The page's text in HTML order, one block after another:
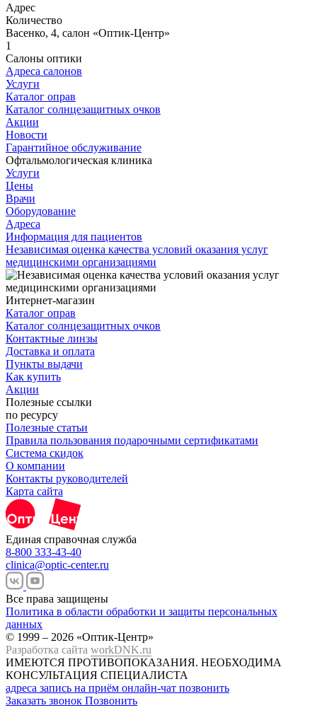
Адрес
Количество
Васенко, 4, салон «Оптик-Центр»
1
Салоны оптики
Адреса салонов
Услуги
Каталог оправ
Каталог солнцезащитных очков
Акции
Новости
Гарантийное обслуживание
Офтальмологическая клиника
Услуги
Цены
Врачи
Оборудование
Адреса
Информация для пациентов
Независимая оценка качества условий оказания услуг
медицинскими организациями
Интернет-магазин
Каталог оправ
Каталог солнцезащитных очков
Контактные линзы
Доставка и оплата
Пункты выдачи
Как купить
Акции
Полезные ссылки
по ресурсу
Полезные статьи
Правила пользования подарочными сертификатами
Система скидок
О компании
Контакты руководителей
Карта сайта
Единая справочная служба
8-800 333-43-40
clinica@optic-center.ru
Все права защищены
Политика в области обработки и защиты персональных
данных
© 1999 – 2026 «Оптик-Центр»
Разработка сайта workDNK.ru
ИМЕЮТСЯ ПРОТИВОПОКАЗАНИЯ. НЕОБХОДИМА
КОНСУЛЬТАЦИЯ СПЕЦИАЛИСТА
адреса запись на приём онлайн-чат позвонить
Заказать звонок Позвонить